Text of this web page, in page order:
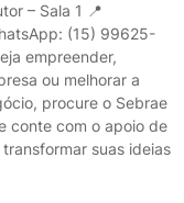
– Sala 1 📍
(15) 99625-
empreender,
ou melhorar a
procure o Sebrae
conte com o apoio de
suas ideias